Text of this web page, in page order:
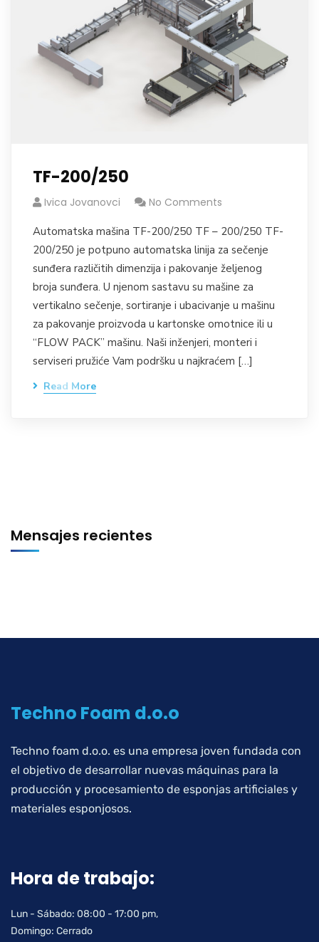
TF-200/250
Ivica Jovanovci No Comments
Automatska mašina TF-200/250 TF – 200/250 TF-
200/250 je potpuno automatska linija za sečenje
sunđera različitih dimenzija i pakovanje željenog
broja sunđera. U njenom sastavu su mašine za
vertikalno sečenje, sortiranje i ubacivanje u mašinu
za pakovanje proizvoda u kartonske omotnice ili u
“FLOW PACK” mašinu. Naši inženjeri, monteri i
serviseri pružiće Vam podršku u najkraćem […]
Read More
Mensajes recientes
Techno Foam d.o.o
Techno foam d.o.o. es una empresa joven fundada con
el objetivo de desarrollar nuevas máquinas para la
producción y procesamiento de esponjas artificiales y
materiales esponjosos.
Hora de trabajo:
Lun - Sábado: 08:00 - 17:00 pm,
Domingo: Cerrado